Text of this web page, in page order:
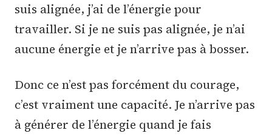
suis alignée, j’ai de l’énergie pour
travailler. Si je ne suis pas alignée, je n’ai
aucune énergie et je n’arrive pas à bosser.
Donc ce n’est pas forcément du courage,
c’est vraiment une capacité. Je n’arrive pas
à générer de l’énergie quand je fais